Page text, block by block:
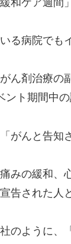
る病院でも
ん剤治療の
ント期間中
がんと告知
みの緩和、
告された人
のように、